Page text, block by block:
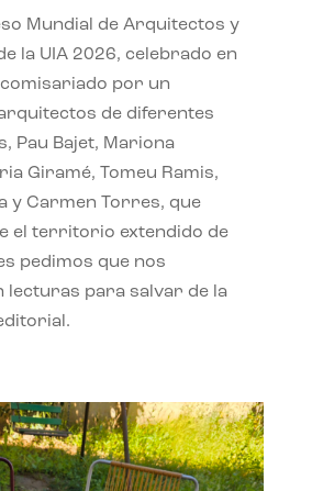
Mundial de Arquitectos y
la UIA 2026, celebrado en
por un
de diferentes
Pau Bajet, Mariona
Giramé, Tomeu Ramis,
y Carmen Torres, que
el territorio extendido de
pedimos que nos
lecturas para salvar de la